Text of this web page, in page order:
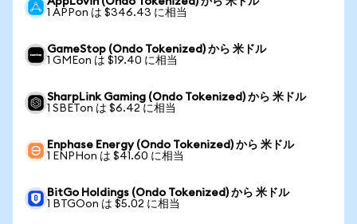
1 APPon は $346.43 に相当
GameStop (Ondo Tokenized) から 米ドル
1 GMEon は $19.40 に相当
SharpLink Gaming (Ondo Tokenized) から 米ドル
1 SBETon は $6.42 に相当
Enphase Energy (Ondo Tokenized) から 米ドル
1 ENPHon は $41.60 に相当
BitGo Holdings (Ondo Tokenized) から 米ドル
1 BTGOon は $5.02 に相当